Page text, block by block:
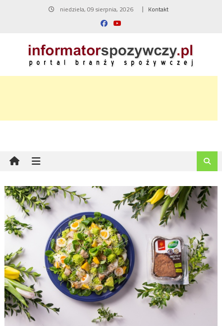
niedziela, 09 sierpnia, 2026 Kontakt